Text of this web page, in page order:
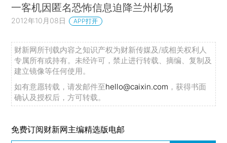
一客机因匿名恐怖信息迫降兰州机场
2012年10月08日 APP打开
财新网所刊载内容之知识产权为财新传媒及/或相关权利人
专属所有或持有。未经许可，禁止进行转载、摘编、复制及
建立镜像等任何使用。
如有意愿转载，请发邮件至hello@caixin.com ，获得书面
确认及授权后，方可转载。
免费订阅财新网主编精选版电邮